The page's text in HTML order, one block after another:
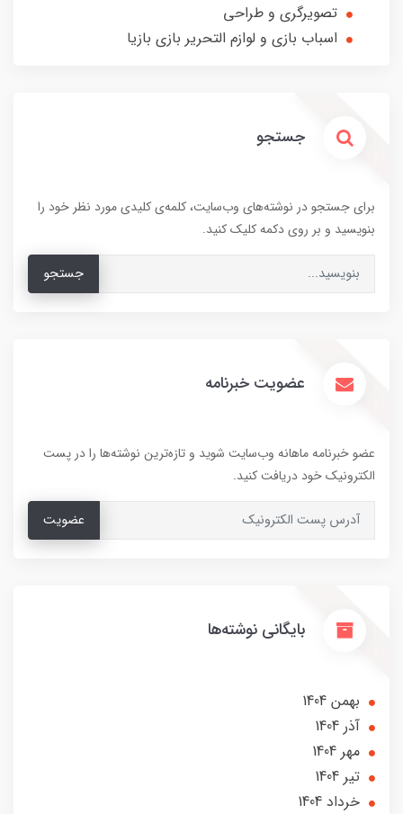
تصویرگری و طراحی
اسباب بازی و لوازم التحریر بازی بازیا
جستجو
برای جستجو در نوشته‌های وب‌سایت، کلمه‌ی کلیدی مورد نظر خود را
بنویسید و بر روی دکمه کلیک کنید.
جستجو
عضویت خبرنامه
عضو خبرنامه ماهانه وب‌سایت شوید و تازه‌ترین نوشته‌ها را در پست
الکترونیک خود دریافت کنید.
عضویت
بایگانی نوشته‌ها
بهمن 1404
آذر 1404
مهر 1404
تير 1404
خرداد 1404